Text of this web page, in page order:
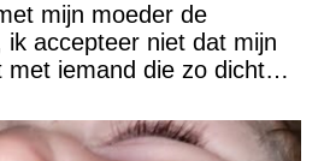
mijn moeder de
ik accepteer niet dat mijn
iemand die zo dichtbij